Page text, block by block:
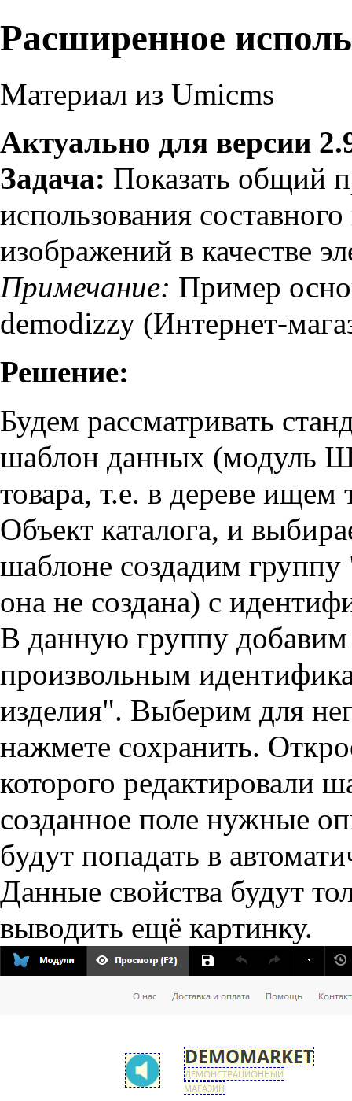
Расширенное
Материал из Umicms
Актуально для версии
Задача: Показать общий
использования
изображений в качестве
Примечание: Пример
demodizzy (Интернет-
Решение:
Будем рассматривать
шаблон данных (модуль
товара, т.е. в дереве ищем
Объект каталога, и
шаблоне создадим
она не создана) с
В данную группу
произвольным
изделия". Выберим для
нажмете сохранить.
которого редактировали
созданное поле нужные
будут попадать в
Данные свойства будут
выводить ещё картинку.